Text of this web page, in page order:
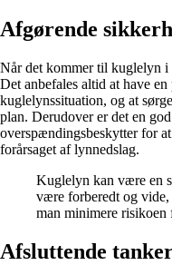
Afgørende
Når det kommer til kuglelyn i
Det anbefales altid at have
kuglelynssituation, og at
plan. Derudover er det en
overspændingsbeskytter for
forårsaget af lynnedslag.
Kuglelyn kan være en
være forberedt og vide,
man minimere risikoen
Afsluttende